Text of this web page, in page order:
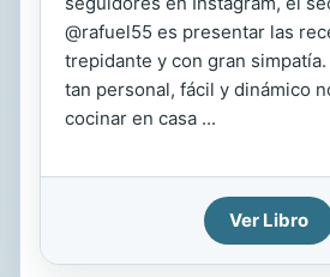
@rafuel55 es presentar las
trepidante y con gran
tan personal, fácil y dinámico
cocinar en casa ...
Ver Libro